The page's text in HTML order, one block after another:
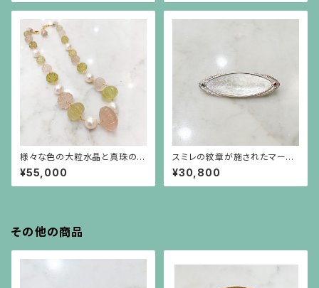
様々な色の大粒水晶と真珠のシ
ョートステーションネックレス
¥55,000
スミレの紋章が施されたマーキ
ス型の白蝶貝、エメラルド、ルビ
ーのシルバーブローチ兼ペンダ
ント
¥30,800
その他の商品